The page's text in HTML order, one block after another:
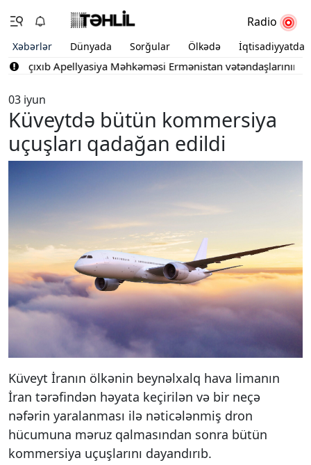
Radio
Xəbərlər Dünyada Sorğular Ölkədə İqtisadiyyatda
çıxıb Apellyasiya Məhkəməsi Ermənistan vətəndaşlarının
03 iyun
Küveytdə bütün kommersiya
uçuşları qadağan edildi
Küveyt İranın ölkənin beynəlxalq hava limanın
İran tərəfindən həyata keçirilən və bir neçə
nəfərin yaralanması ilə nəticələnmiş dron
hücumuna məruz qalmasından sonra bütün
kommersiya uçuşlarını dayandırıb.